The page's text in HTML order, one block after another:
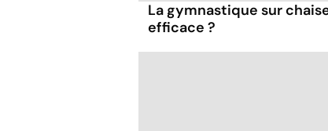
La gymnastique sur
efficace ?